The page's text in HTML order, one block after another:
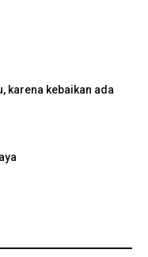
karena kebaikan ada